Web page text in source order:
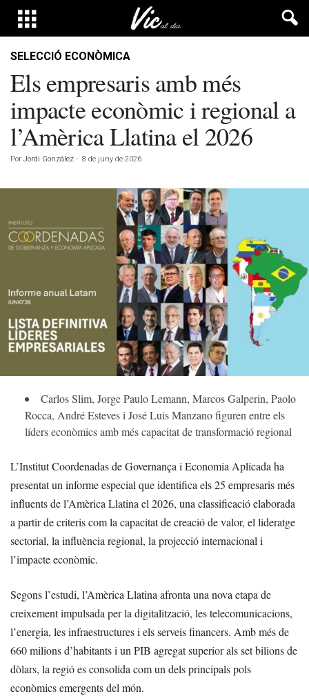
SELECCIÓ ECONÒMICA
Els empresaris amb més
impacte econòmic i regional a
l’Amèrica Llatina el 2026
Por Jordi González - 8 de juny de 2026
Carlos Slim, Jorge Paulo Lemann, Marcos Galperin, Paolo
Rocca, André Esteves i José Luis Manzano figuren entre els
líders econòmics amb més capacitat de transformació regional
L’Institut Coordenadas de Governança i Economia Aplicada ha
presentat un informe especial que identifica els 25 empresaris més
influents de l’Amèrica Llatina el 2026, una classificació elaborada
a partir de criteris com la capacitat de creació de valor, el lideratge
sectorial, la influència regional, la projecció internacional i
l’impacte econòmic.
Segons l’estudi, l’Amèrica Llatina afronta una nova etapa de
creixement impulsada per la digitalització, les telecomunicacions,
l’energia, les infraestructures i els serveis financers. Amb més de
660 milions d’habitants i un PIB agregat superior als set bilions de
dòlars, la regió es consolida com un dels principals pols
econòmics emergents del món.